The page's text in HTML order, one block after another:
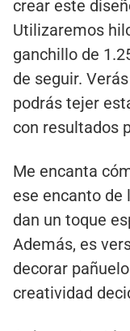
crear este
Utilizaremos
ganchillo de
de seguir.
podrás tejer
con resultados
Me encanta
ese encanto de
dan un toque
Además, es
decorar
creatividad